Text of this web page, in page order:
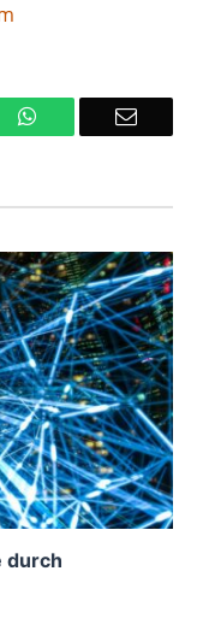
WhatsApp Email
durch